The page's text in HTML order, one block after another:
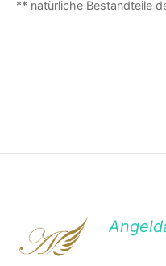
** natürliche Bestandteile